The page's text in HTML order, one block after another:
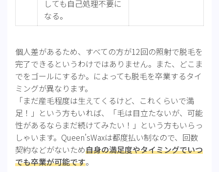
しても自己処理不要に
なる。
個人差があるため、すべての方が12回の照射で脱毛を
完了できるというわけではありません。また、どこま
でをゴールにするか。によっても脱毛を卒業するタイ
ミングが異なります。
「まだ産毛程度は生えてくるけど、これくらいで満
足！」という方もいれば、「毛は目立たないが、可能
性があるならまだ続けてみたい！」という方もいらっ
しゃいます。Queen’sWaxは都度払い制なので、回数
契約などがないため自身の満足度やタイミングでいつ
でも卒業が可能です。